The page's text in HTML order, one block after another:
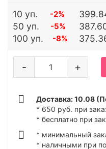
10 уп. -2%
50 уп.
-5%
100 уп.
-8%
+
-
Доставка: 10.08
* 650 руб. при
* бесплатно при
* минимальный
* наличными при